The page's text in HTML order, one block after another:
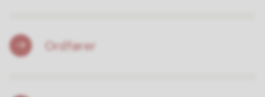
Ordfører